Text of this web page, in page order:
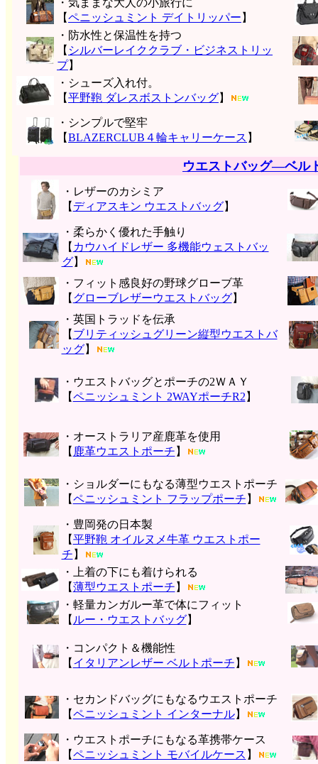
・気ままな大人の小旅行に
【ペニッシュミント デイトリッパー 】
・防水性と保温性を持つ
【 シルバーレイククラブ・ビジネストリッ
プ】
・シューズ入れ付。
【平野鞄 ダレスボストンバッグ】
・シンプルで堅牢
【BLAZERCLUB４輪キャリーケース 】
ウエストバッグ―ベル
・レザーのカシミア
【 ディアスキン ウエストバッグ】
・柔らかく優れた手触り
【 カウハイドレザー 多機能ウェストバッ
グ】
・フィット感良好の野球グローブ革
【 グローブレザーウエストバッグ】
・英国トラッドを伝承
【 ブリティッシュグリーン縦型ウエストバ
ッグ】
・ウエストバッグとポーチの2ＷＡＹ
【ペニッシュミント 2WAYポーチR2 】
・オーストラリア産鹿革を使用
【 鹿革ウエストポーチ 】
・ショルダーにもなる薄型ウエストポーチ
【ペニッシュミント フラップポーチ 】
・豊岡発の日本製
【平野鞄 オイルヌメ牛革 ウエストポー
チ 】
・上着の下にも着けられる
【薄型ウエストポーチ 】
・軽量カンガルー革で体にフィット
【 ルー・ウエストバッグ】
・コンパクト＆機能性
【 イタリアンレザー ベルトポーチ 】
・セカンドバッグにもなるウエストポーチ
【ペニッシュミント インターナル】
・ウエストポーチにもなる革携帯ケース
【ペニッシュミント モバイルケース 】